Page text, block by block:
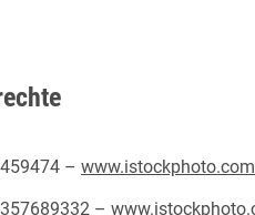
– www.istockphoto.com
–